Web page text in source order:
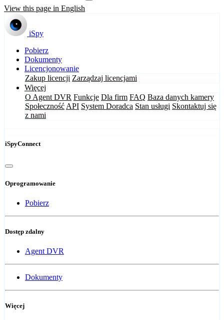
View this page in English
iSpy
Pobierz
Dokumenty
Licencjonowanie
Zakup licencji Zarządzaj licencjami
Więcej
O Agent DVR Funkcje Dla firm FAQ Baza danych kamery
Społeczność API System Doradca Stan usługi Skontaktuj się
z nami
iSpyConnect
Oprogramowanie
Pobierz
Dostęp zdalny
Agent DVR
Dokumenty
Więcej